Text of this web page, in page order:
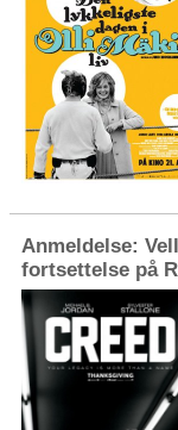
Anmeldelse:
fortsettelse på